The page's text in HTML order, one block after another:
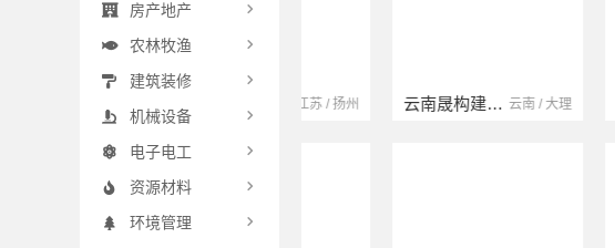
云南晟构建筑建材有限公司 云南 / 大理
房产地产
农林牧渔
建筑装修
机械设备
电子电工
资源材料
环境管理